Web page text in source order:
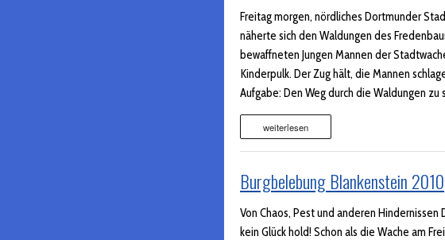
BERICHTE
Freitag morgen, nördliches Dortmunder
näherte sich den Waldungen des
bewaffneten Jungen Mannen der
Kinderpulk. Der Zug hält, die Mannen
Aufgabe: Den Weg durch die Waldungen zu
weiterlesen
Burgbelebung Blankenstein 2010
Von Chaos, Pest und anderen Hindernissen
kein Glück hold! Schon als die Wache am